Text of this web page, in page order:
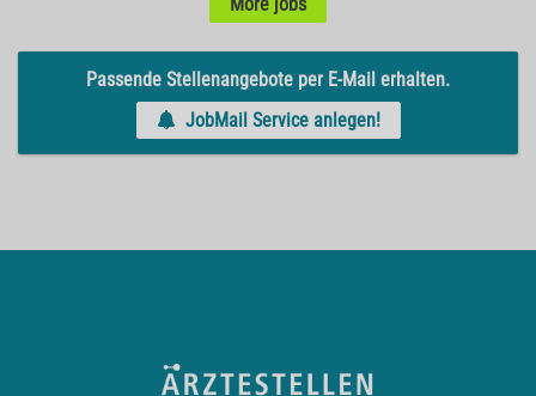
Passende Stellenangebote per E-Mail erhalten.
JobMail Service anlegen!